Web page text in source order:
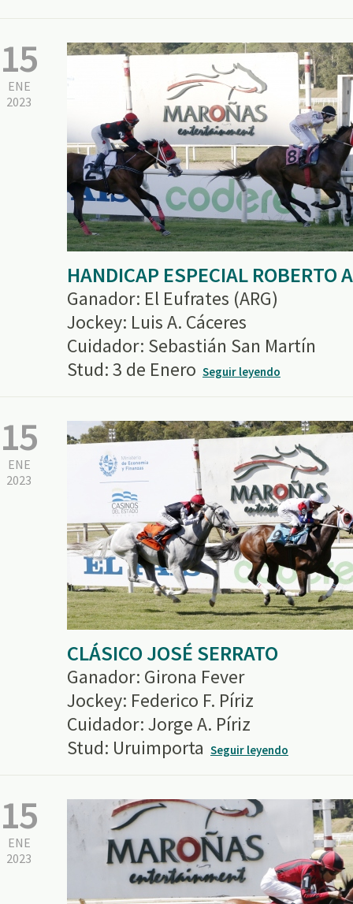
15
ENE
2023
HANDICAP ESPECIAL ROBERTO
Ganador: El Eufrates (ARG)
Jockey: Luis A. Cáceres
Cuidador: Sebastián San Martín
Stud: 3 de Enero Seguir leyendo
15
ENE
2023
CLÁSICO JOSÉ SERRATO
Ganador: Girona Fever
Jockey: Federico F. Píriz
Cuidador: Jorge A. Píriz
Stud: Uruimporta Seguir leyendo
15
ENE
2023